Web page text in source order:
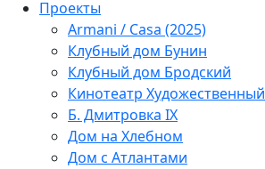
Проекты
Armani / Casa (2025)
Клубный дом Бунин
Клубный дом Бродский
Кинотеатр Художественный
Б. Дмитровка IX
Дом на Хлебном
Дом с Атлантами